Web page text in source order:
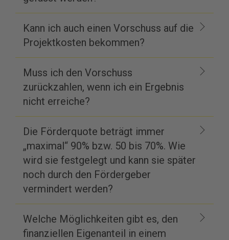
Kann ich auch einen Vorschuss auf die
Projektkosten bekommen?
Muss ich den Vorschuss
zurückzahlen, wenn ich ein Ergebnis
nicht erreiche?
Die Förderquote beträgt immer
„maximal“ 90% bzw. 50 bis 70%. Wie
wird sie festgelegt und kann sie später
noch durch den Fördergeber
vermindert werden?
Welche Möglichkeiten gibt es, den
finanziellen Eigenanteil in einem